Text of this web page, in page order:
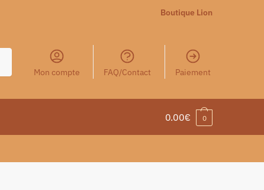
Boutique Lion
Mon compte FAQ/Contact Paiement
0.00€ 0